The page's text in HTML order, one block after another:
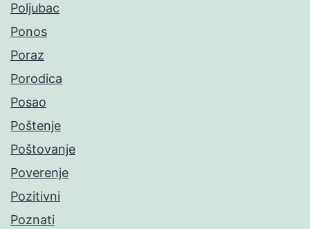
Poljubac
Ponos
Poraz
Porodica
Posao
Poštenje
Poštovanje
Poverenje
Pozitivni
Poznati